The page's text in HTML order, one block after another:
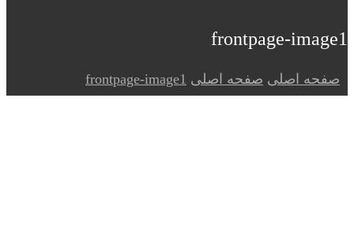
frontpage-image1
صفحه اصلی صفحه اصلی frontpage-image1